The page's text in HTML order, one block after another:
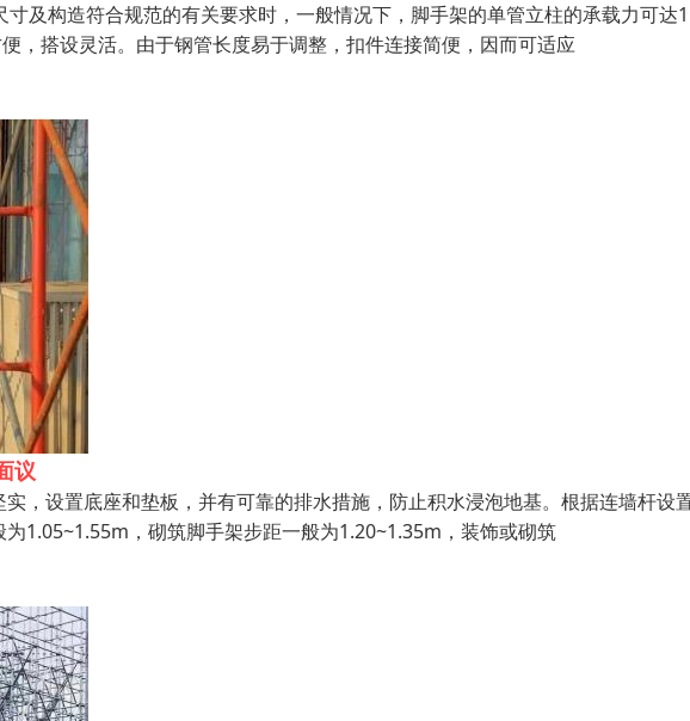
及构造符合规范的有关要求时，一般情况下，脚手架的单管立柱的承载力可达
，搭设灵活。由于钢管长度易于调整，扣件连接简便，因而可适应
议
，设置底座和垫板，并有可靠的排水措施，防止积水浸泡地基。根据连墙杆设
1.05~1.55m，砌筑脚手架步距一般为1.20~1.35m，装饰或砌筑